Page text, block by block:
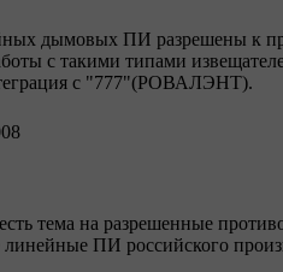
дымовых ПИ разрешены к
с такими типами
с "777"(РОВАЛЭНТ).
тема на разрешенные
ПИ российского